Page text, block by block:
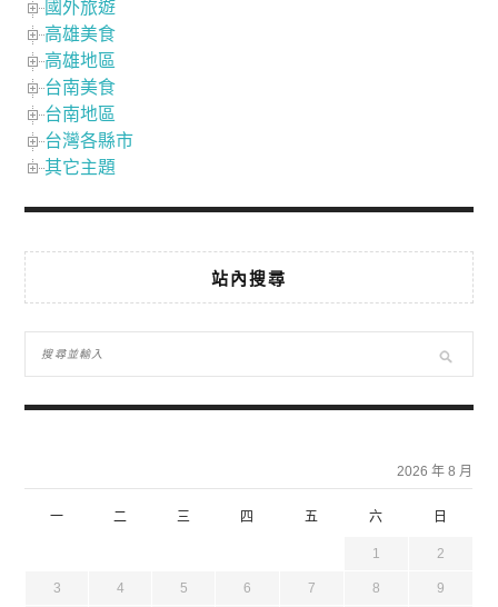
國外旅遊
高雄美食
高雄地區
台南美食
台南地區
台灣各縣市
其它主題
站內搜尋
2026 年 8 月
一 二 三 四 五 六 日
1 2
3 4 5 6 7 8 9